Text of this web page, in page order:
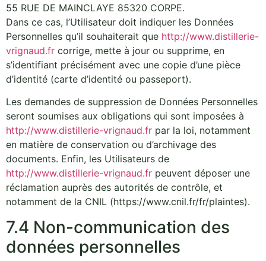
55 RUE DE MAINCLAYE 85320 CORPE.
Dans ce cas, l’Utilisateur doit indiquer les Données
Personnelles qu’il souhaiterait que http://www.distillerie-
vrignaud.fr corrige, mette à jour ou supprime, en
s’identifiant précisément avec une copie d’une pièce
d’identité (carte d’identité ou passeport).
Les demandes de suppression de Données Personnelles
seront soumises aux obligations qui sont imposées à
http://www.distillerie-vrignaud.fr par la loi, notamment
en matière de conservation ou d’archivage des
documents. Enfin, les Utilisateurs de
http://www.distillerie-vrignaud.fr peuvent déposer une
réclamation auprès des autorités de contrôle, et
notamment de la CNIL (https://www.cnil.fr/fr/plaintes).
7.4 Non-communication des
données personnelles